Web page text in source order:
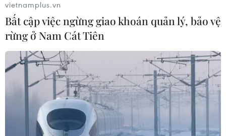
vietnamplus.vn
Bất cập việc ngừng giao khoán quản lý, bảo vệ
rừng ở Nam Cát Tiên